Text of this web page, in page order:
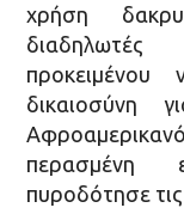
χρήση
δικαιοσύνη
περασμένη
πυροδότησε